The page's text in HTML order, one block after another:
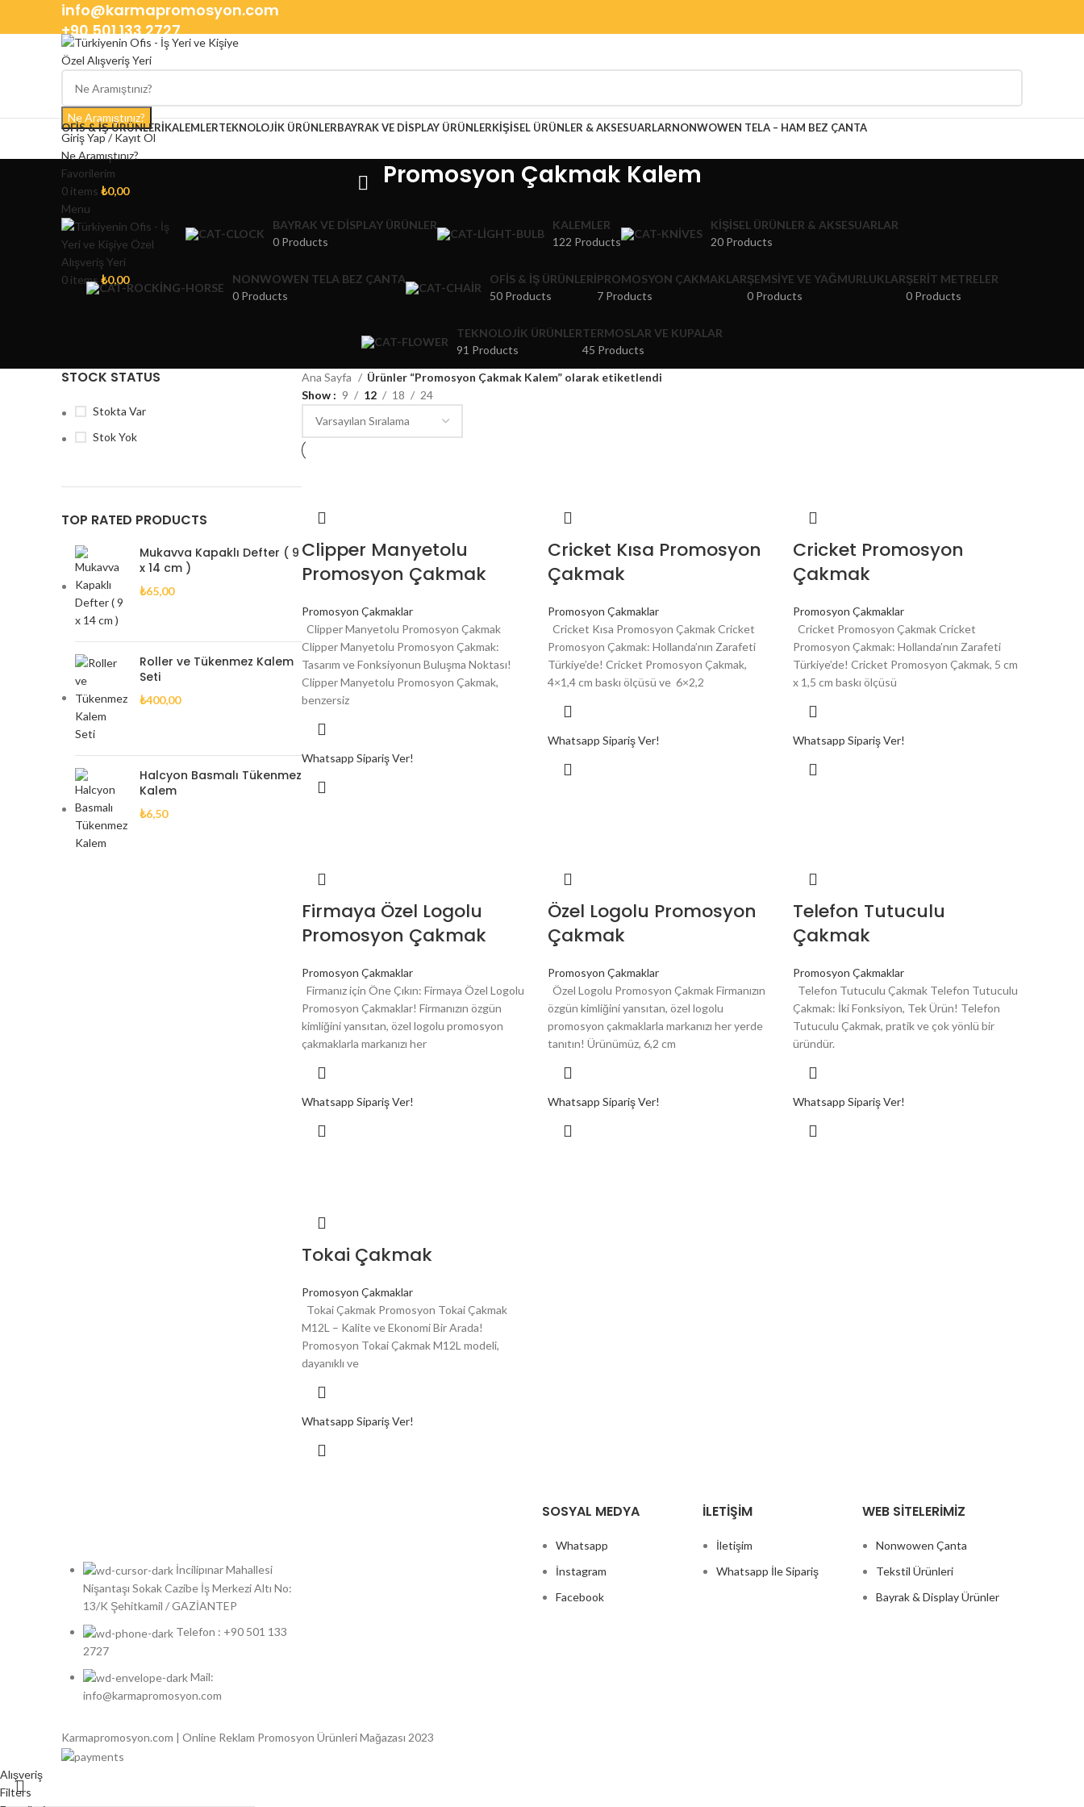
info@karmapromosyon.com
+90 501 133 2727
Ne Aramıştınız?
Giriş Yap / Kayıt Ol
Ne Aramıştınız?
Favorilerim
0 items ₺0,00
Menu
0 items ₺0,00
OFIS & İŞ ÜRÜNLERIKALEMLERTEKNOLOJIK ÜRÜNLERBAYRAK VE DISPLAY ÜRÜNLERKIŞISEL ÜRÜNLER & AKSESUARLARNONWOWEN TELA – HAM BEZ ÇANTA
Promosyon Çakmak Kalem
BAYRAK VE DISPLAY ÜRÜNLER
0 Products
KALEMLER
122 Products
KIŞISEL ÜRÜNLER & AKSESUARLAR
20 Products
NONWOWEN TELA BEZ ÇANTA
0 Products
OFIS & İŞ ÜRÜNLERI
50 Products
PROMOSYON ÇAKMAKLAR
7 Products
ŞEMSIYE VE YAĞMURLUKLAR
0 Products
ŞERIT METRELER
0 Products
TEKNOLOJIK ÜRÜNLER
91 Products
TERMOSLAR VE KUPALAR
45 Products
STOCK STATUS
Stokta Var
Stok Yok
TOP RATED PRODUCTS
Mukavva Kapaklı Defter ( 9
x 14 cm )
₺65,00
Roller ve Tükenmez Kalem
Seti
₺400,00
Halcyon Basmalı Tükenmez
Kalem
₺6,50
Ana Sayfa
Ürünler “Promosyon Çakmak Kalem” olarak etiketlendi
Show
9 12 18 24
Clipper Manyetolu
Promosyon Çakmak
Promosyon Çakmaklar
Clipper Manyetolu Promosyon Çakmak
Clipper Manyetolu Promosyon Çakmak:
Tasarım ve Fonksiyonun Buluşma Noktası!
Clipper Manyetolu Promosyon Çakmak,
benzersiz
Whatsapp Sipariş Ver!
Cricket Kısa Promosyon
Çakmak
Promosyon Çakmaklar
Cricket Kısa Promosyon Çakmak Cricket
Promosyon Çakmak: Hollanda’nın Zarafeti
Türkiye’de! Cricket Promosyon Çakmak,
4×1,4 cm baskı ölçüsü ve 6×2,2
Whatsapp Sipariş Ver!
Cricket Promosyon
Çakmak
Promosyon Çakmaklar
Cricket Promosyon Çakmak Cricket
Promosyon Çakmak: Hollanda’nın Zarafeti
Türkiye’de! Cricket Promosyon Çakmak, 5 cm
x 1,5 cm baskı ölçüsü
Whatsapp Sipariş Ver!
Firmaya Özel Logolu
Promosyon Çakmak
Promosyon Çakmaklar
Firmanız için Öne Çıkın: Firmaya Özel Logolu
Promosyon Çakmaklar! Firmanızın özgün
kimliğini yansıtan, özel logolu promosyon
çakmaklarla markanızı her
Whatsapp Sipariş Ver!
Özel Logolu Promosyon
Çakmak
Promosyon Çakmaklar
Özel Logolu Promosyon Çakmak Firmanızın
özgün kimliğini yansıtan, özel logolu
promosyon çakmaklarla markanızı her yerde
tanıtın! Ürünümüz, 6,2 cm
Whatsapp Sipariş Ver!
Telefon Tutuculu
Çakmak
Promosyon Çakmaklar
Telefon Tutuculu Çakmak Telefon Tutuculu
Çakmak: İki Fonksiyon, Tek Ürün! Telefon
Tutuculu Çakmak, pratik ve çok yönlü bir
üründür.
Whatsapp Sipariş Ver!
Tokai Çakmak
Promosyon Çakmaklar
Tokai Çakmak Promosyon Tokai Çakmak
M12L – Kalite ve Ekonomi Bir Arada!
Promosyon Tokai Çakmak M12L modeli,
dayanıklı ve
Whatsapp Sipariş Ver!
İncilipınar Mahallesi
Nişantaşı Sokak Cazibe İş Merkezi Altı No:
13/K Şehitkamil / GAZİANTEP
Telefon : +90 501 133
2727
Mail:
info@karmapromosyon.com
SOSYAL MEDYA
Whatsapp
İnstagram
Facebook
İLETIŞIM
İletişim
Whatsapp İle Sipariş
WEB SITELERIMIZ
Nonwowen Çanta
Tekstil Ürünleri
Bayrak & Display Ürünler
Karmapromosyon.com | Online Reklam Promosyon Ürünleri Mağazası 2023
Alışveriş
Filters